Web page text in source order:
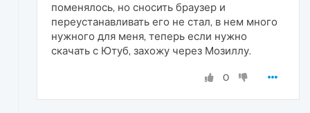
поменялось, но сносить браузер и
переустанавливать его не стал, в нем много
нужного для меня, теперь если нужно
скачать с Ютуб, захожу через Мозиллу.
0